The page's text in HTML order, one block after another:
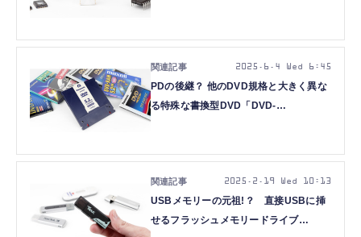
File044
PDの後継？ 他のDVD規格と大きく異な
る特殊な書換型DVD「DVD-
2025.6.4 Wed 6:45
USBメモリーの元祖!？ 直接USBに挿
せるフラッシュメモリードライブ
2025.2.19 Wed 10:13